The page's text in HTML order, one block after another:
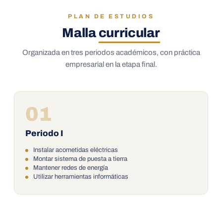
PLAN DE ESTUDIOS
Malla curricular
Organizada en tres periodos académicos, con práctica
empresarial en la etapa final.
01
Periodo I
Instalar acometidas eléctricas
Montar sistema de puesta a tierra
Mantener redes de energía
Utilizar herramientas informáticas